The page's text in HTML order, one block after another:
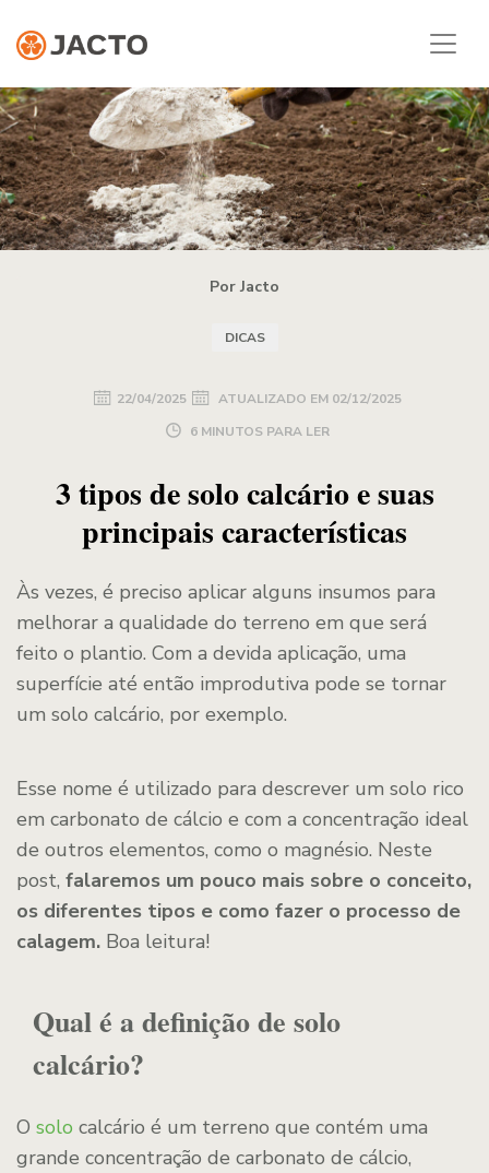
Por Jacto
DICAS
22/04/2025 ATUALIZADO EM 02/12/2025
6 MINUTOS PARA LER
3 tipos de solo calcário e suas
principais características
Às vezes, é preciso aplicar alguns insumos para
melhorar a qualidade do terreno em que será
feito o plantio. Com a devida aplicação, uma
superfície até então improdutiva pode se tornar
um solo calcário, por exemplo.
Esse nome é utilizado para descrever um solo rico
em carbonato de cálcio e com a concentração ideal
de outros elementos, como o magnésio. Neste
post, falaremos um pouco mais sobre o conceito,
os diferentes tipos e como fazer o processo de
calagem. Boa leitura!
Qual é a definição de solo
calcário?
O solo calcário é um terreno que contém uma
grande concentração de carbonato de cálcio,